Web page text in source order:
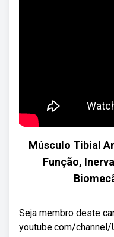
Músculo Tibial
Função,
Seja membro deste
youtube.com/